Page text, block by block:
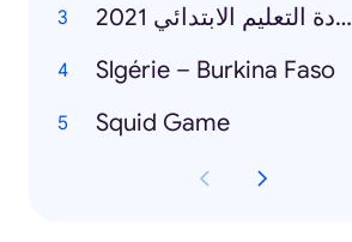
نتائج شهادة التعليم الابتدائي 2021
Slgérie – Burkina Faso
Squid Game